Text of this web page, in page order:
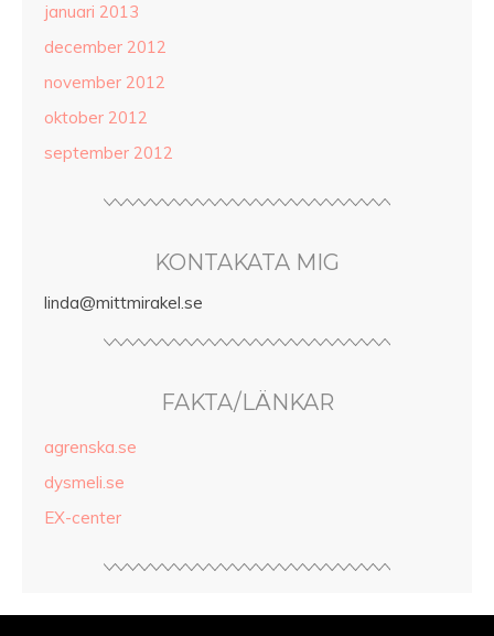
januari 2013
december 2012
november 2012
oktober 2012
september 2012
KONTAKATA MIG
linda@mittmirakel.se
FAKTA/LÄNKAR
agrenska.se
dysmeli.se
EX-center